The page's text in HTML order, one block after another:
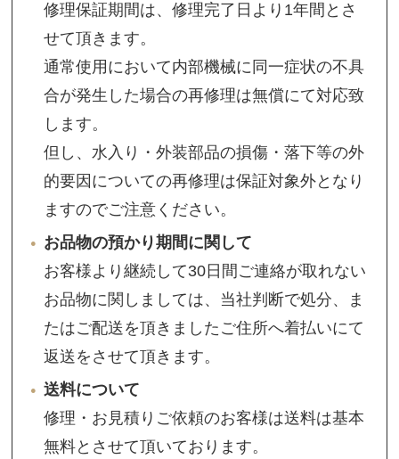
修理保証期間は、修理完了日より1年間とさ
せて頂きます。
通常使用において内部機械に同一症状の不具
合が発生した場合の再修理は無償にて対応致
します。
但し、水入り・外装部品の損傷・落下等の外
的要因についての再修理は保証対象外となり
ますのでご注意ください。
お品物の預かり期間に関して
お客様より継続して30日間ご連絡が取れない
お品物に関しましては、当社判断で処分、ま
たはご配送を頂きましたご住所へ着払いにて
返送をさせて頂きます。
送料について
修理・お見積りご依頼のお客様は送料は基本
無料とさせて頂いております。